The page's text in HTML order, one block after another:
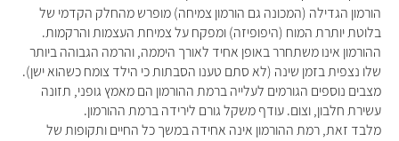
הורמון הגדילה (המכונה גם הורמון צמיחה) מופרש מהחלק הקדמי של
בלוטת יותרת המוח (היפופיזה) ומפקח על צמיחת העצמות והרקמות.
ההורמון אינו משתחרר באופן אחיד לאורך היממה, והרמה הגבוהה ביותר
שלו נצפית בזמן שינה (לא סתם טענו הסבתות כי הילד צומח כשהוא ישן).
מצבים נוספים הגורמים לעלייה ברמת ההורמון הם מאמץ גופני, תזונה
עשירת חלבון, וצום. עודף משקל גורם לירידה ברמת ההורמון.
מלבד זאת, רמת ההורמון אינה אחידה במשך כל החיים ותקופות של